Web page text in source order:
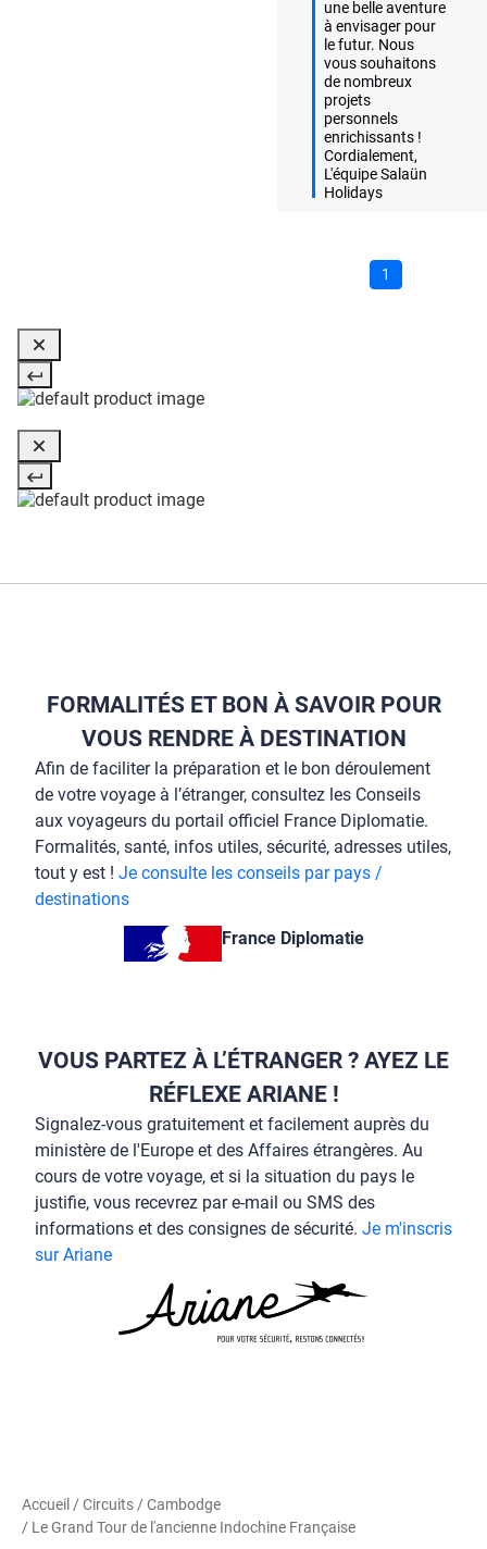
une belle aventure
à envisager pour
le futur. Nous
vous souhaitons
de nombreux
projets
personnels
enrichissants !
Cordialement,
L'équipe Salaün
Holidays
1
FORMALITÉS ET BON À SAVOIR POUR
VOUS RENDRE À DESTINATION
Afin de faciliter la préparation et le bon déroulement
de votre voyage à l’étranger, consultez les Conseils
aux voyageurs du portail officiel France Diplomatie.
Formalités, santé, infos utiles, sécurité, adresses utiles,
tout y est ! Je consulte les conseils par pays /
destinations
France Diplomatie
VOUS PARTEZ À L’ÉTRANGER ? AYEZ LE
RÉFLEXE ARIANE !
Signalez-vous gratuitement et facilement auprès du
ministère de l'Europe et des Affaires étrangères. Au
cours de votre voyage, et si la situation du pays le
justifie, vous recevrez par e-mail ou SMS des
informations et des consignes de sécurité. Je m'inscris
sur Ariane
Accueil /Circuits /Cambodge
/ Le Grand Tour de l'ancienne Indochine Française